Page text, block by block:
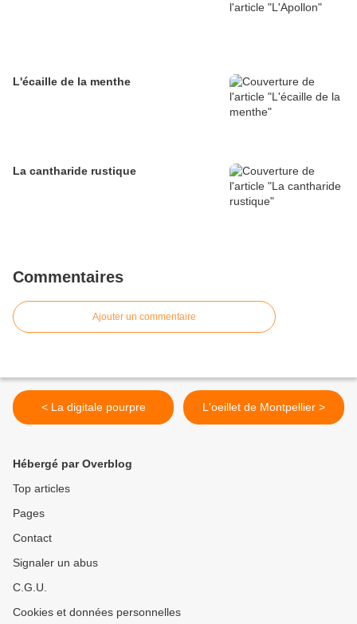
L'écaille de la menthe
La cantharide rustique
Commentaires
Ajouter un commentaire
< La digitale pourpre L'oeillet de Montpellier >
Hébergé par Overblog
Top articles
Pages
Contact
Signaler un abus
C.G.U.
Cookies et données personnelles